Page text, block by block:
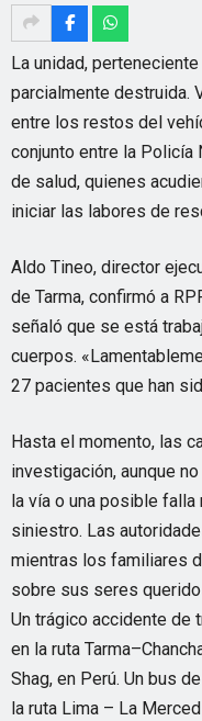
La unidad,
parcialmente destruida.
entre los restos del
conjunto entre la Policía
de salud, quienes
iniciar las labores de
Aldo Tineo, director
de Tarma, confirmó a
señaló que se está
cuerpos.
27 pacientes que han
Hasta el momento, las
investigación, aunque
la vía o una posible falla
siniestro. Las
mientras los familiares
sobre sus seres
Un trágico accidente
en la ruta
Shag, en Perú. Un bus
la ruta Lima – La